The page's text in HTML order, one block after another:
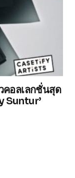
คอลเลกชั่นสุด
Suntur’